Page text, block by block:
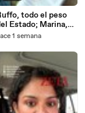
todo el peso
Estado; Marina,
1 semana